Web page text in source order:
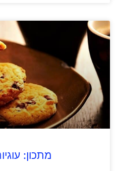
מתכון: